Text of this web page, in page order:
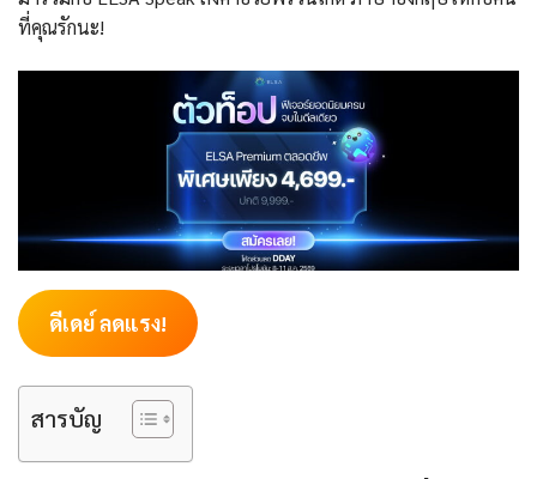
ที่คุณรักนะ!
ดีเดย์ ลดแรง!
สารบัญ